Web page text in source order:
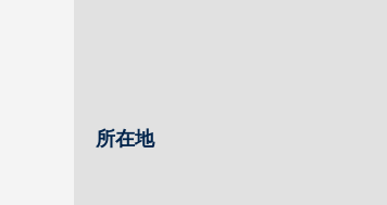
所在地